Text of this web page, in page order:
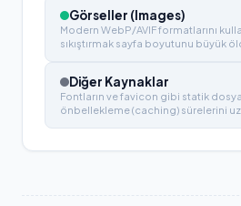
Görseller (Images)
Modern WebP/AVIF formatlarını
sıkıştırmak sayfa boyutunu büyük
Diğer Kaynaklar
Fontların ve favicon gibi statik
önbellekleme (caching) sürelerini